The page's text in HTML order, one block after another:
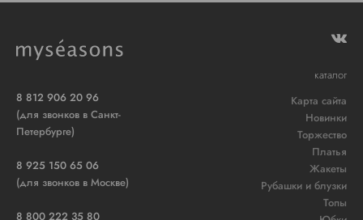
8 812 906 20 96
(для звонков в Санкт-
Петербурге)
8 925 150 65 06
(для звонков в Москве)
8 800 222 35 80
каталог
Карта сайта
Новинки
Торжество
Платья
Жакеты
Рубашки и блузки
Топы